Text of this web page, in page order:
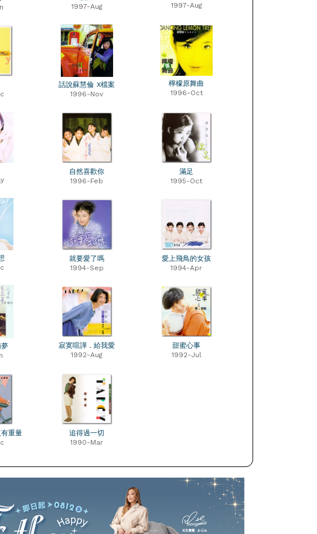
1997-Aug
1997-Aug
話說蘇慧倫 X檔案
1996-Nov
檸檬原舞曲
1996-Oct
自然喜歡你
1996-Feb
滿足
1995-Oct
就要愛了嗎
1994-Sep
愛上飛鳥的女孩
1994-Apr
寂寞喧譁．給我愛
1992-Aug
甜蜜心事
1992-Jul
重量
追得過一切
1990-Mar